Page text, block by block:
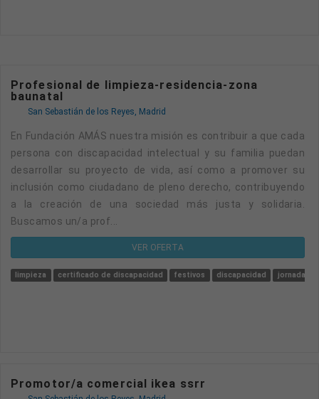
Profesional de limpieza-residencia-zona
baunatal
San Sebastián de los Reyes, Madrid
En Fundación AMÁS nuestra misión es contribuir a que cada
persona con discapacidad intelectual y su familia puedan
desarrollar su proyecto de vida, así como a promover su
inclusión como ciudadano de pleno derecho, contribuyendo
a la creación de una sociedad más justa y solidaria.
Buscamos un/a prof...
VER OFERTA
limpieza certificado de discapacidad festivos discapacidad jornada
Promotor/a comercial ikea ssrr